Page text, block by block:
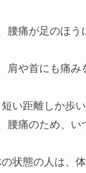
腰痛が足のほう
肩や首にも痛み
い距離しか歩
腰痛のため、い
状態の人は、